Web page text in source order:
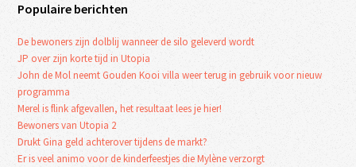
Populaire berichten
De bewoners zijn dolblij wanneer de silo geleverd wordt
JP over zijn korte tijd in Utopia
John de Mol neemt Gouden Kooi villa weer terug in gebruik voor nieuw
programma
Merel is flink afgevallen, het resultaat lees je hier!
Bewoners van Utopia 2
Drukt Gina geld achterover tijdens de markt?
Er is veel animo voor de kinderfeestjes die Mylène verzorgt